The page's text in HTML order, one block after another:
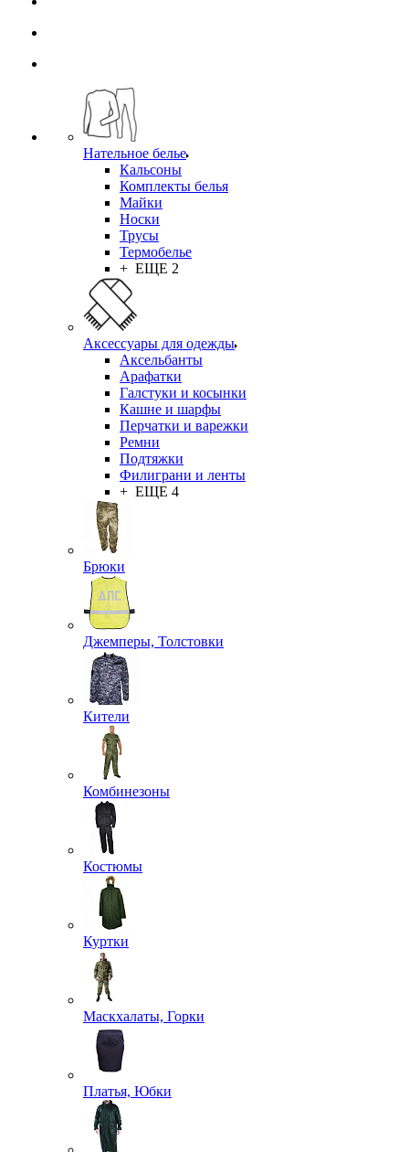
Нательное белье
Кальсоны
Комплекты белья
Майки
Носки
Трусы
Термобелье
+ ЕЩЕ 2
Аксессуары для одежды
Аксельбанты
Арафатки
Галстуки и косынки
Кашне и шарфы
Перчатки и варежки
Ремни
Подтяжки
Филиграни и ленты
+ ЕЩЕ 4
Брюки
Джемперы, Толстовки
Кители
Комбинезоны
Костюмы
Куртки
Маскхалаты, Горки
Платья, Юбки